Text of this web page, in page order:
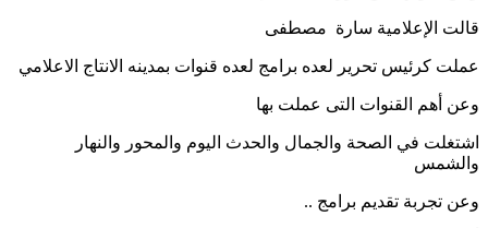
قالت الإعلامية سارة مصطفى
عملت كرئيس تحرير لعده برامج لعده قنوات بمدينه الانتاج الاعلامي
وعن أهم القنوات التى عملت بها
اشتغلت في الصحة والجمال والحدث اليوم والمحور والنهار
والشمس
وعن تجربة تقديم برامج ..